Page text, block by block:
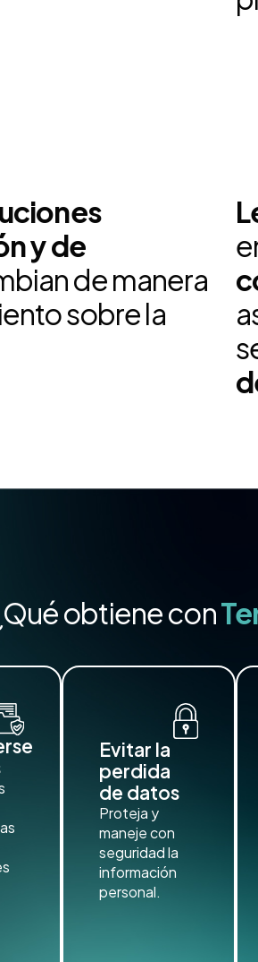
y de
de manera
sobre la
obtiene con
Evitar la
perdida
de datos
Proteja y
maneje con
seguridad la
información
personal.